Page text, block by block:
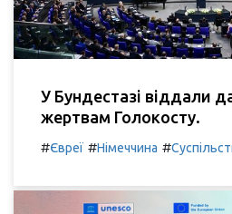
У Бундестазі віддали
жертвам Голокосту.
#Євреї #Німеччина #